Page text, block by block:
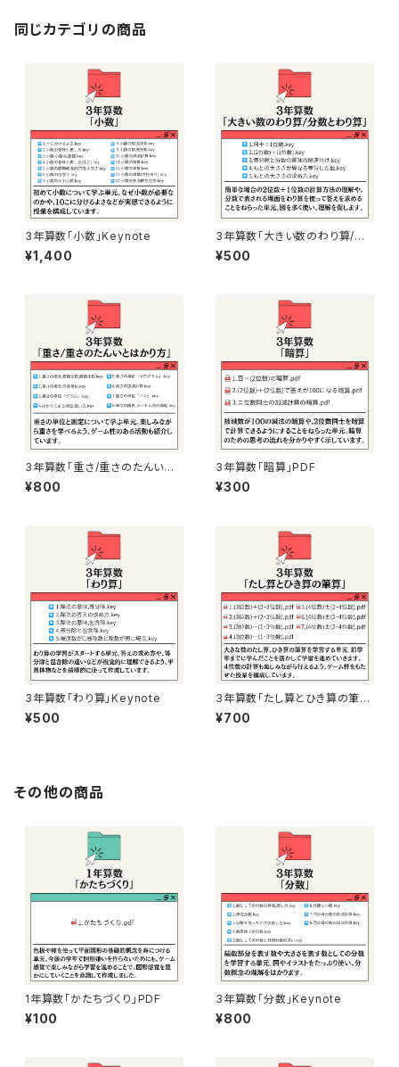
同じカテゴリの商品
3年算数「小数」Keynote
¥1,400
3年算数「大きい数のわり算/分
数とわり算」Keynote
¥500
3年算数「重さ/重さのたんいと
はかり方」Keynote
¥800
3年算数「暗算」PDF
¥300
3年算数「わり算」Keynote
¥500
3年算数「たし算とひき算の筆
算」PDF
¥700
その他の商品
1年算数「かたちづくり」PDF
¥100
3年算数「分数」Keynote
¥800